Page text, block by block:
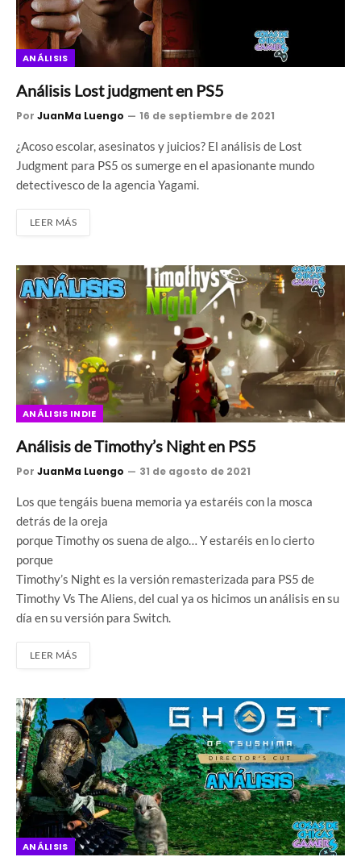
ANÁLISIS
Análisis Lost judgment en PS5
Por JuanMa Luengo 16 de septiembre de 2021
¿Acoso escolar, asesinatos y juicios? El análisis de Lost
Judgment para PS5 os sumerge en el apasionante mundo
detectivesco de la agencia Yagami.
LEER MÁS
ANÁLISIS INDIE
Análisis de Timothy’s Night en PS5
Por JuanMa Luengo 31 de agosto de 2021
Los que tengáis buena memoria ya estaréis con la mosca
detrás de la oreja
porque Timothy os suena de algo… Y estaréis en lo cierto
porque
Timothy’s Night es la versión remasterizada para PS5 de
Timothy Vs The Aliens, del cual ya os hicimos un análisis en su
día en su versión para Switch.
LEER MÁS
ANÁLISIS